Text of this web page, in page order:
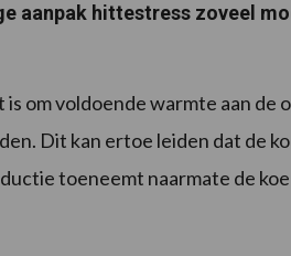
aanpak hittestress zoveel
om voldoende warmte aan de
Dit kan ertoe leiden dat de
toeneemt naarmate de